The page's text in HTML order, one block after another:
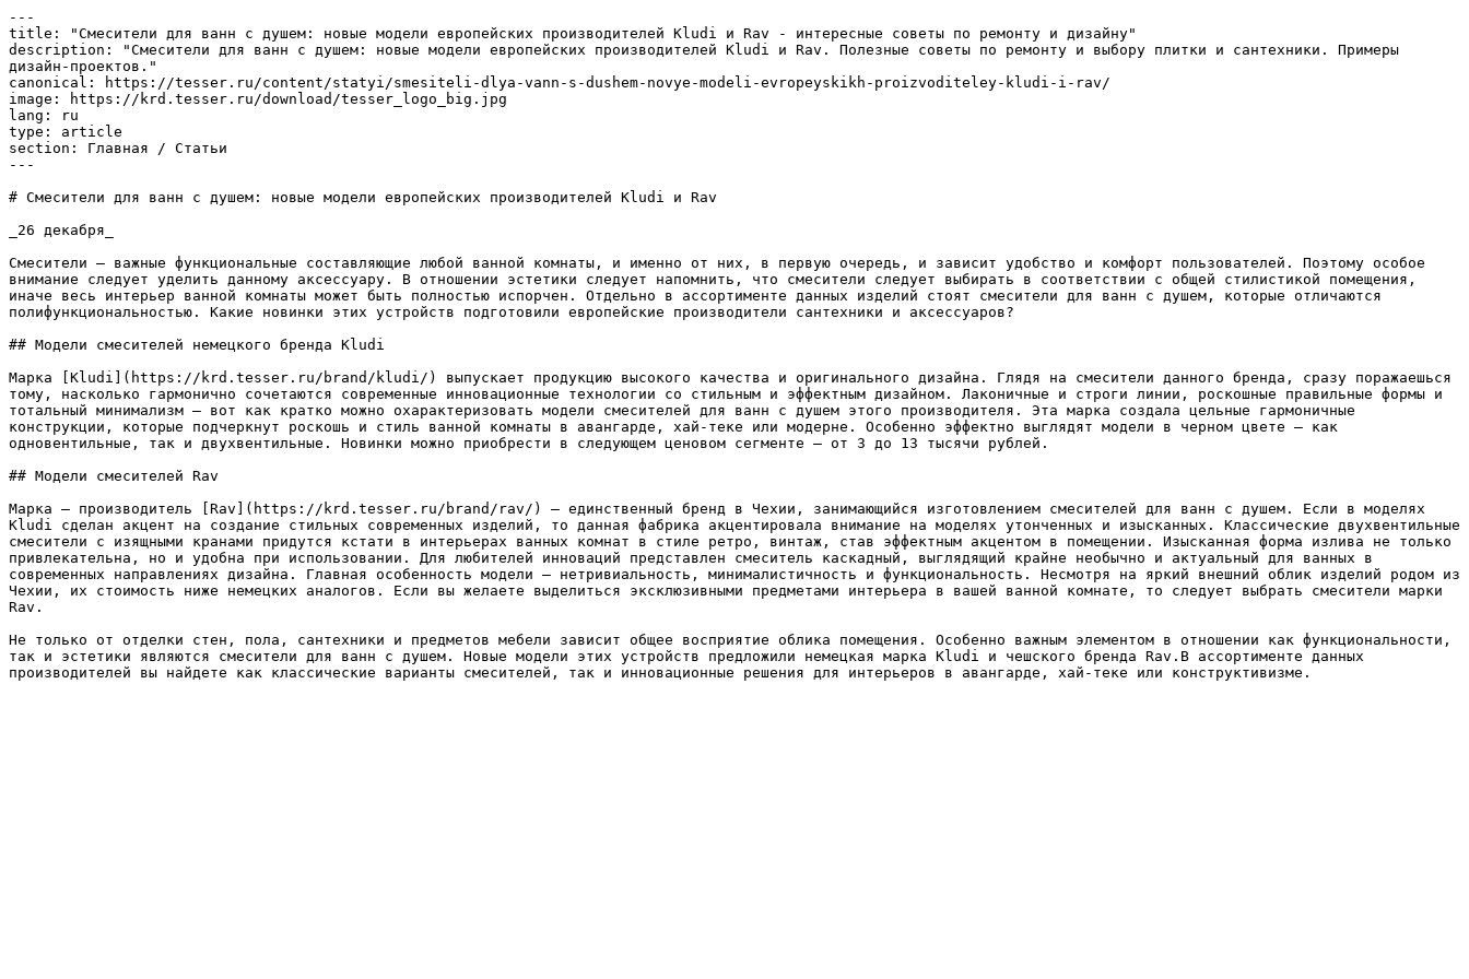
---
title: "Смесители для ванн с душем: новые модели европейских производителей Kludi и Rav - интересные советы по ремонту и дизайну"
description: "Смесители для ванн с душем: новые модели европейских производителей Kludi и Rav. Полезные советы по ремонту и выбору плитки и сантехники. Примеры
дизайн-проектов."
canonical: https://tesser.ru/content/statyi/smesiteli-dlya-vann-s-dushem-novye-modeli-evropeyskikh-proizvoditeley-kludi-i-rav/
image: https://krd.tesser.ru/download/tesser_logo_big.jpg
lang: ru
type: article
section: Главная / Статьи
---
# Смесители для ванн с душем: новые модели европейских производителей Kludi и Rav
_26 декабря_
Смесители – важные функциональные составляющие любой ванной комнаты, и именно от них, в первую очередь, и зависит удобство и комфорт пользователей. Поэтому особое
внимание следует уделить данному аксессуару. В отношении эстетики следует напомнить, что смесители следует выбирать в соответствии с общей стилистикой помещения,
иначе весь интерьер ванной комнаты может быть полностью испорчен. Отдельно в ассортименте данных изделий стоят смесители для ванн с душем, которые отличаются
полифункциональностью. Какие новинки этих устройств подготовили европейские производители сантехники и аксессуаров?
## Модели смесителей немецкого бренда Kludi
Марка [Kludi](https://krd.tesser.ru/brand/kludi/) выпускает продукцию высокого качества и оригинального дизайна. Глядя на смесители данного бренда, сразу поражаешься
тому, насколько гармонично сочетаются современные инновационные технологии со стильным и эффектным дизайном. Лаконичные и строги линии, роскошные правильные формы и
тотальный минимализм – вот как кратко можно охарактеризовать модели смесителей для ванн с душем этого производителя. Эта марка создала цельные гармоничные
конструкции, которые подчеркнут роскошь и стиль ванной комнаты в авангарде, хай-теке или модерне. Особенно эффектно выглядят модели в черном цвете – как
одновентильные, так и двухвентильные. Новинки можно приобрести в следующем ценовом сегменте – от 3 до 13 тысячи рублей.
## Модели смесителей Rav
Марка – производитель [Rav](https://krd.tesser.ru/brand/rav/) – единственный бренд в Чехии, занимающийся изготовлением смесителей для ванн с душем. Если в моделях
Kludi сделан акцент на создание стильных современных изделий, то данная фабрика акцентировала внимание на моделях утонченных и изысканных. Классические двухвентильные
смесители с изящными кранами придутся кстати в интерьерах ванных комнат в стиле ретро, винтаж, став эффектным акцентом в помещении. Изысканная форма излива не только
привлекательна, но и удобна при использовании. Для любителей инноваций представлен смеситель каскадный, выглядящий крайне необычно и актуальный для ванных в
современных направлениях дизайна. Главная особенность модели – нетривиальность, минималистичность и функциональность. Несмотря на яркий внешний облик изделий родом из
Чехии, их стоимость ниже немецких аналогов. Если вы желаете выделиться эксклюзивными предметами интерьера в вашей ванной комнате, то следует выбрать смесители марки
Rav.
Не только от отделки стен, пола, сантехники и предметов мебели зависит общее восприятие облика помещения. Особенно важным элементом в отношении как функциональности,
так и эстетики являются смесители для ванн с душем. Новые модели этих устройств предложили немецкая марка Kludi и чешского бренда Rav.В ассортименте данных
производителей вы найдете как классические варианты смесителей, так и инновационные решения для интерьеров в авангарде, хай-теке или конструктивизме.